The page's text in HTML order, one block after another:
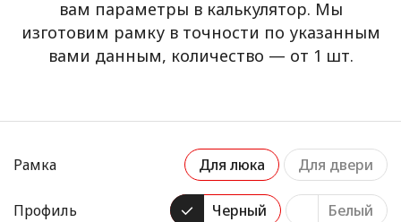
вам параметры в калькулятор. Мы
изготовим рамку в точности по указанным
вами данным, количество — от 1 шт.
Рамка Для люка Для двери
Профиль Черный Белый